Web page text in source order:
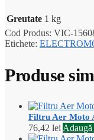
Greutate 1 kg
Cod Produs: VIC-
Etichete:
Produse
Filtru Aer Moto
76,42 lei